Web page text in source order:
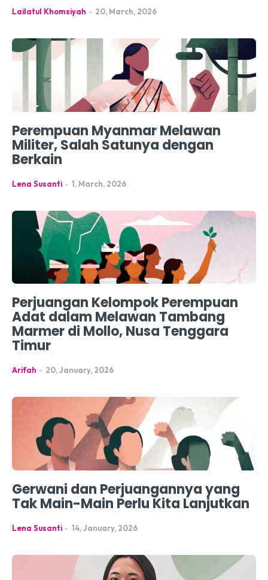
Lailatul Khomsiyah - 20, March, 2026
Perempuan Myanmar Melawan
Militer, Salah Satunya dengan
Berkain
Lena Susanti - 1, March, 2026
Perjuangan Kelompok Perempuan
Adat dalam Melawan Tambang
Marmer di Mollo, Nusa Tenggara
Timur
Arifah - 20, January, 2026
Gerwani dan Perjuangannya yang
Tak Main-Main Perlu Kita Lanjutkan
Lena Susanti - 14, January, 2026